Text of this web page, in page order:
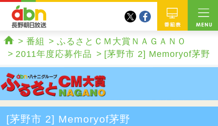
twitterfacebook
ホーム
番組
ふるさとＣＭ大賞ＮＡＧＡＮＯ
2011年度応募作品
[茅野市 2] Memoryof茅野
[茅野市 2] Memoryof茅野